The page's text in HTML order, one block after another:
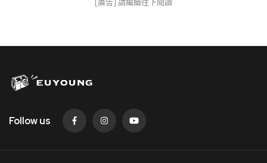
[廣告] 請繼續往下閱讀
Follow us